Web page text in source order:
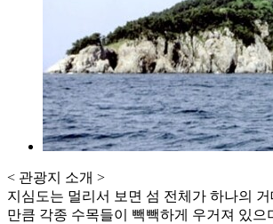
< 관광지 소개 >
지심도는 멀리서 보면 섬 전체가 하나의
만큼 각종 수목들이 빽빽하게 우거져 있으